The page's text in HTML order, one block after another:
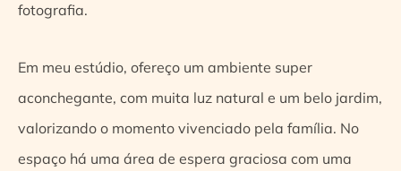
fotografia.
Em meu estúdio, ofereço um ambiente super
aconchegante, com muita luz natural e um belo jardim,
valorizando o momento vivenciado pela família. No
espaço há uma área de espera graciosa com uma